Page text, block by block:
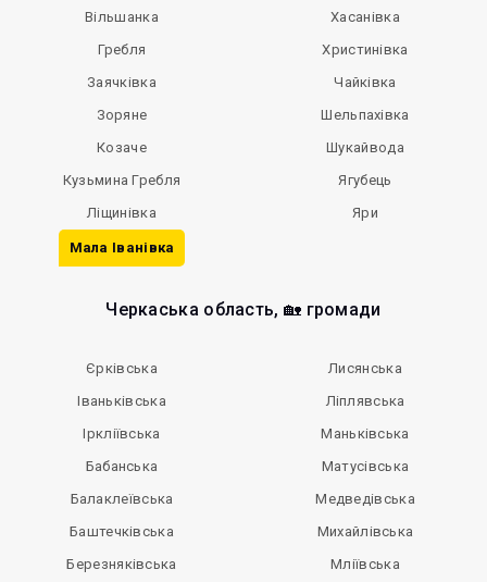
Вільшанка
Гребля
Заячківка
Зоряне
Козаче
Кузьмина Гребля
Ліщинівка
Мала Іванівка
Хасанівка
Христинівка
Чайківка
Шельпахівка
Шукайвода
Ягубець
Яри
Черкаська область, 🏡 громади
Єрківська
Іваньківська
Іркліївська
Бабанська
Балаклеївська
Баштечківська
Березняківська
Лисянська
Ліплявська
Маньківська
Матусівська
Медведівська
Михайлівська
Мліївська